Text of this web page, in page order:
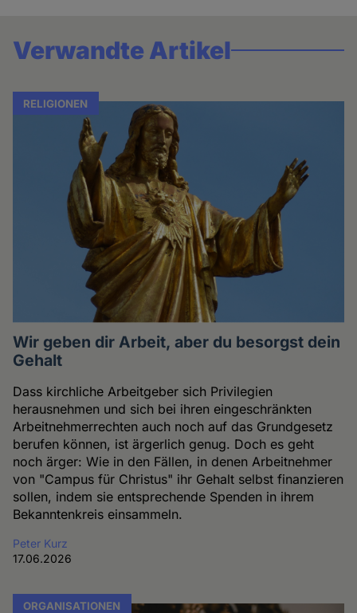
Verwandte Artikel
RELIGIONEN
Wir geben dir Arbeit, aber du besorgst dein
Gehalt
Dass kirchliche Arbeitgeber sich Privilegien
herausnehmen und sich bei ihren eingeschränkten
Arbeitnehmerrechten auch noch auf das Grundgesetz
berufen können, ist ärgerlich genug. Doch es geht
noch ärger: Wie in den Fällen, in denen Arbeitnehmer
von "Campus für Christus" ihr Gehalt selbst finanzieren
sollen, indem sie entsprechende Spenden in ihrem
Bekanntenkreis einsammeln.
Peter Kurz
17.06.2026
ORGANISATIONEN